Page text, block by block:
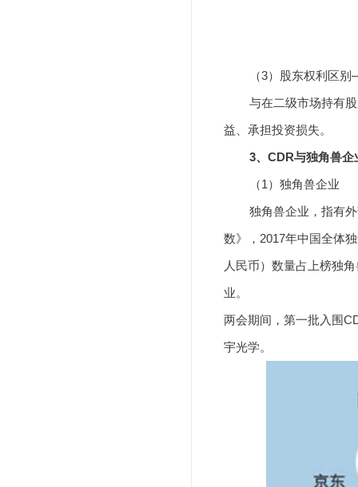
（3）股东权利区别
与在二级市场持有股
益、承担投资损失。
3、CDR与独角兽企
（1）独角兽企业
独角兽企业，指有外
数》，2017年中国全体
人民币）数量占上榜独
业。
两会期间，第一批入围
宇光学。